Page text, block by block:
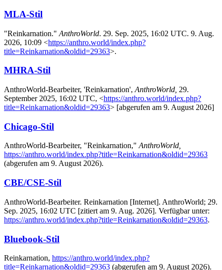
MLA-Stil
"Reinkarnation." AnthroWorld. 29. Sep. 2025, 16:02 UTC. 9. Aug.
2026, 10:09 <https://anthro.world/index.php?
title=Reinkarnation&oldid=29363>.
MHRA-Stil
AnthroWorld-Bearbeiter, 'Reinkarnation', AnthroWorld, 29.
September 2025, 16:02 UTC, <https://anthro.world/index.php?
title=Reinkarnation&oldid=29363> [abgerufen am 9. August 2026]
Chicago-Stil
AnthroWorld-Bearbeiter, "Reinkarnation," AnthroWorld,
https://anthro.world/index.php?title=Reinkarnation&oldid=29363
(abgerufen am 9. August 2026).
CBE/CSE-Stil
AnthroWorld-Bearbeiter. Reinkarnation [Internet]. AnthroWorld; 29.
Sep. 2025, 16:02 UTC [zitiert am 9. Aug. 2026]. Verfügbar unter:
https://anthro.world/index.php?title=Reinkarnation&oldid=29363.
Bluebook-Stil
Reinkarnation, https://anthro.world/index.php?
title=Reinkarnation&oldid=29363 (abgerufen am 9. August 2026).